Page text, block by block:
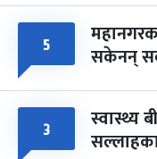
५ सकेनन्
३ स्वास्थ्य